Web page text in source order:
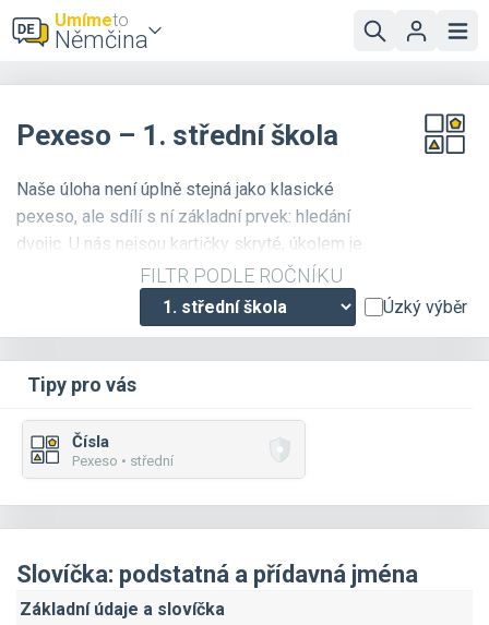
Umímeto
Němčina
Pexeso – 1. střední škola
Naše úloha není úplně stejná jako klasické
pexeso, ale sdílí s ní základní prvek: hledání
dvojic. U nás nejsou kartičky skryté, úkolem je
pouze odhalit, které dvojice patří k sobě.
Odkrývejte správně a odhalíte pěkný obrázek!
FILTR PODLE ROČNÍKU
Úzký výběr
Tipy pro vás
Čísla
Pexeso • střední
Slovíčka: podstatná a přídavná jména
Základní údaje a slovíčka